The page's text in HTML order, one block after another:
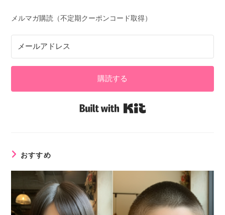
メルマガ購読（不定期クーポンコード取得）
購読する
おすすめ